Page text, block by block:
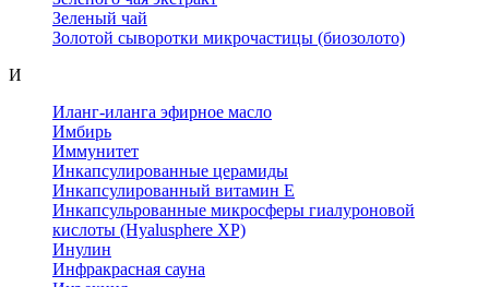
Зеленый чай
Золотой сыворотки микрочастицы (биозолото)
И
Иланг-иланга эфирное масло
Имбирь
Иммунитет
Инкапсулированные церамиды
Инкапсулированный витамин Е
Инкапсульрованные микросферы гиалуроновой
кислоты (Hyalusphere XP)
Инулин
Инфракрасная сауна